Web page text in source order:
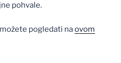
pohvale.
pogledati naovom